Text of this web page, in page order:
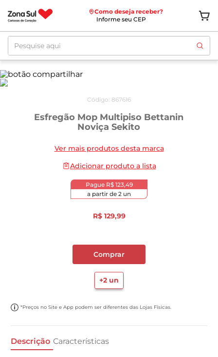
Como deseja receber?
Informe seu CEP
Pesquise aqui
Código: 867616
Esfregão Mop Multipiso Bettanin
Noviça Sekito
Ver mais produtos desta marca
Adicionar produto a lista
Pague R$ 123,49
a partir de 2 un
R$ 129,99
Comprar
+2 un
*Preços no Site e App podem ser diferentes das Lojas Físicas.
Descrição Características